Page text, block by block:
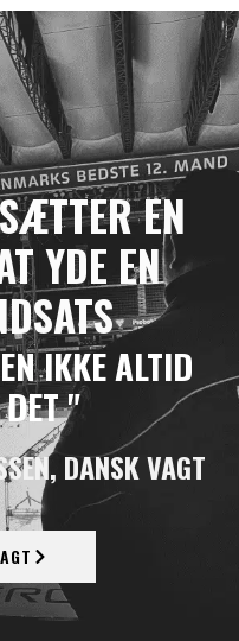
EN
YDE EN
IKKE ALTID
"
DANSK VAGT